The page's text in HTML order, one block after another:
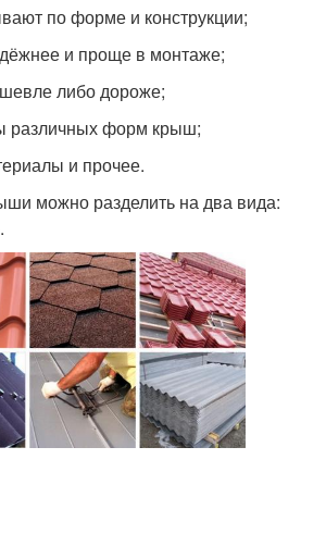
по форме и конструкции;
и проще в монтаже;
либо дороже;
форм крыш;
и прочее.
можно разделить на два вида: